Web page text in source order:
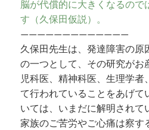
脳が代償的に大きくなるので
す（久保田仮説）。
—————————————
久保田先生は、発達障害の原
の一つとして、その研究がお
児科医、精神科医、生理学者
て行われていることをあげて
いては、いまだに解明されて
家族のご苦労やご心痛は察す